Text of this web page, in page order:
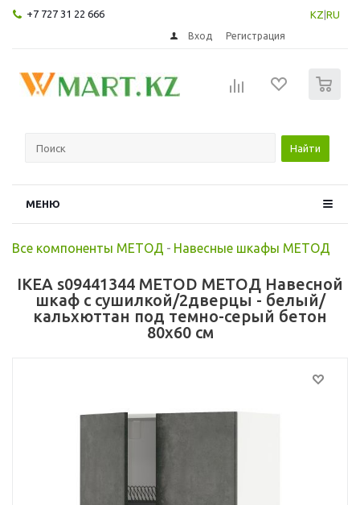
+7 727 31 22 666 KZ RU
Вход Регистрация
Найти
МЕНЮ
Все компоненты МЕТОД - Навесные шкафы МЕТОД
IKEA s09441344 METOD МЕТОД Навесной
шкаф с сушилкой/2дверцы - белый/
кальхюттан под темно-серый бетон
80x60 см